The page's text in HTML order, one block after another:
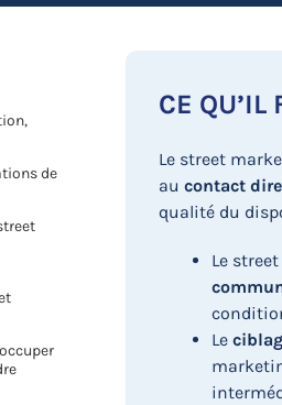
CE QU’IL
Le street
au contact
qualité du
Le
Le
de